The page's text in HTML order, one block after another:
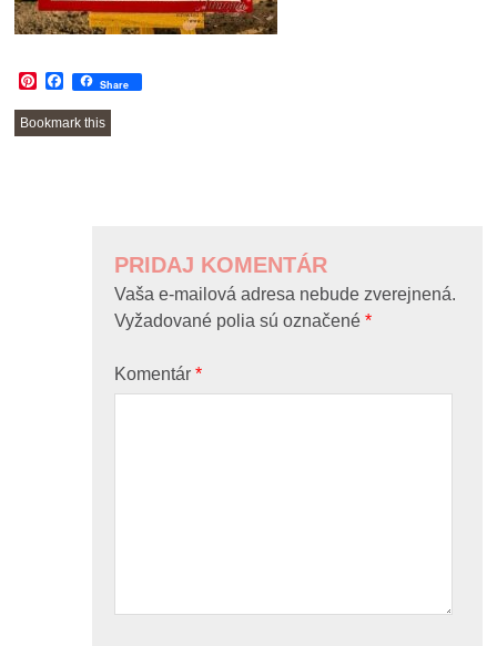
Pinterest
Facebook
Share
Bookmark this
PRIDAJ KOMENTÁR
Vaša e-mailová adresa nebude zverejnená.
Vyžadované polia sú označené*
Komentár*